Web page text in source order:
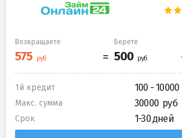
Возвращаете Берете
1й кредит 100 - 10000
Макс. сумма 30000
Срок 1-30 дней